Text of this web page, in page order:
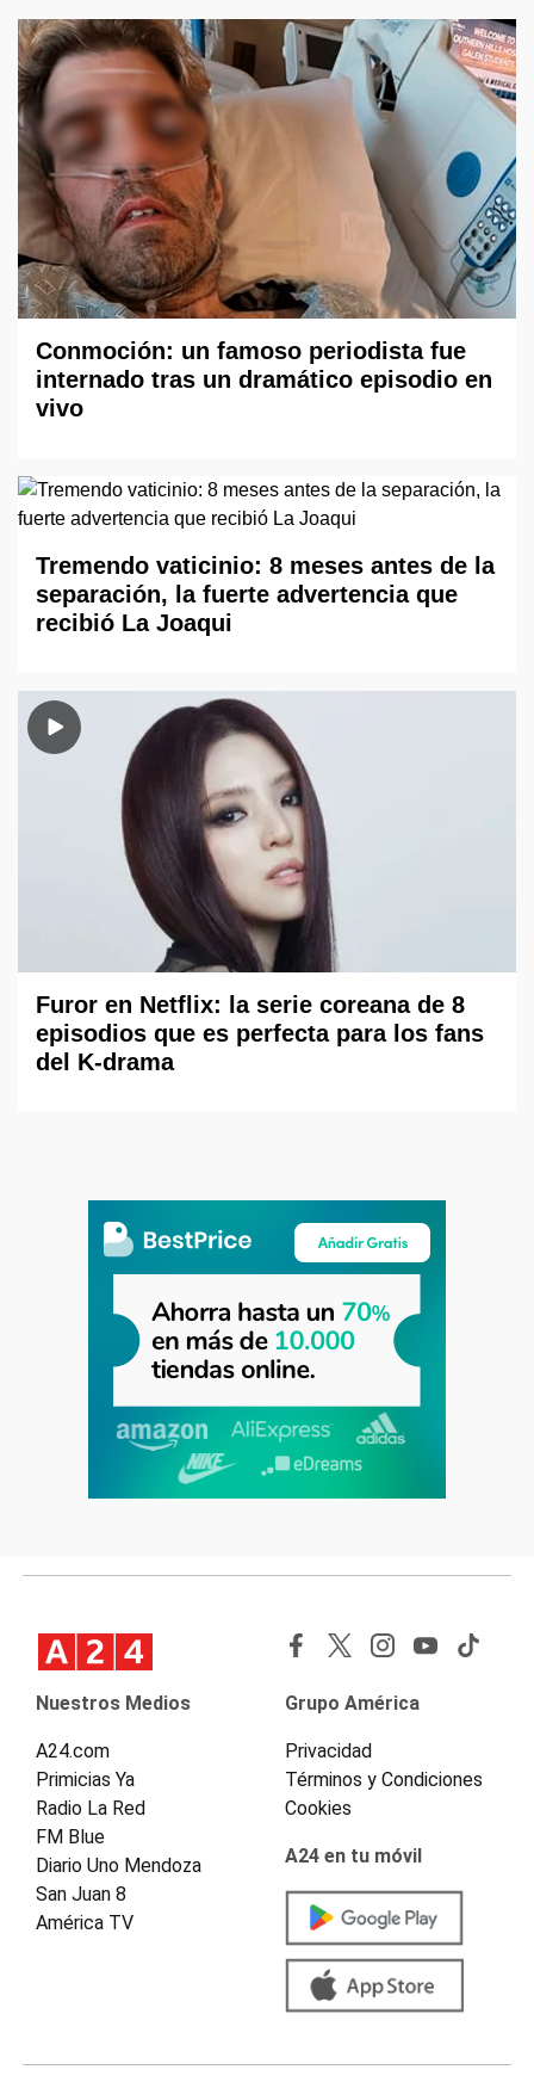
Conmoción: un famoso periodista fue
internado tras un dramático episodio en
vivo
Tremendo vaticinio: 8 meses antes de la
separación, la fuerte advertencia que
recibió La Joaqui
Furor en Netflix: la serie coreana de 8
episodios que es perfecta para los fans
del K-drama
Nuestros Medios
A24.com
Primicias Ya
Radio La Red
FM Blue
Diario Uno Mendoza
San Juan 8
América TV
Grupo América
Privacidad
Términos y Condiciones
Cookies
A24 en tu móvil